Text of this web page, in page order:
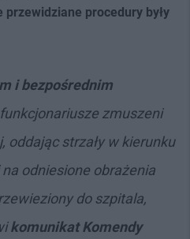
procedury były
i bezpośrednim
zmuszeni
oddając strzały w kierunku
odniesione obrażenia
do szpitala,
komunikat Komendy